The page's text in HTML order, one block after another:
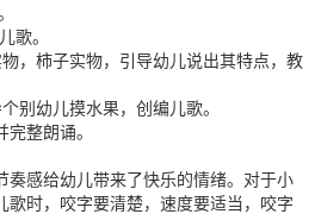
。
柿子实物，引导幼儿说出其特点，教
幼儿摸水果，创编儿歌。
整朗诵。
感给幼儿带来了快乐的情绪。对于小
歌时，咬字要清楚，速度要适当，咬字